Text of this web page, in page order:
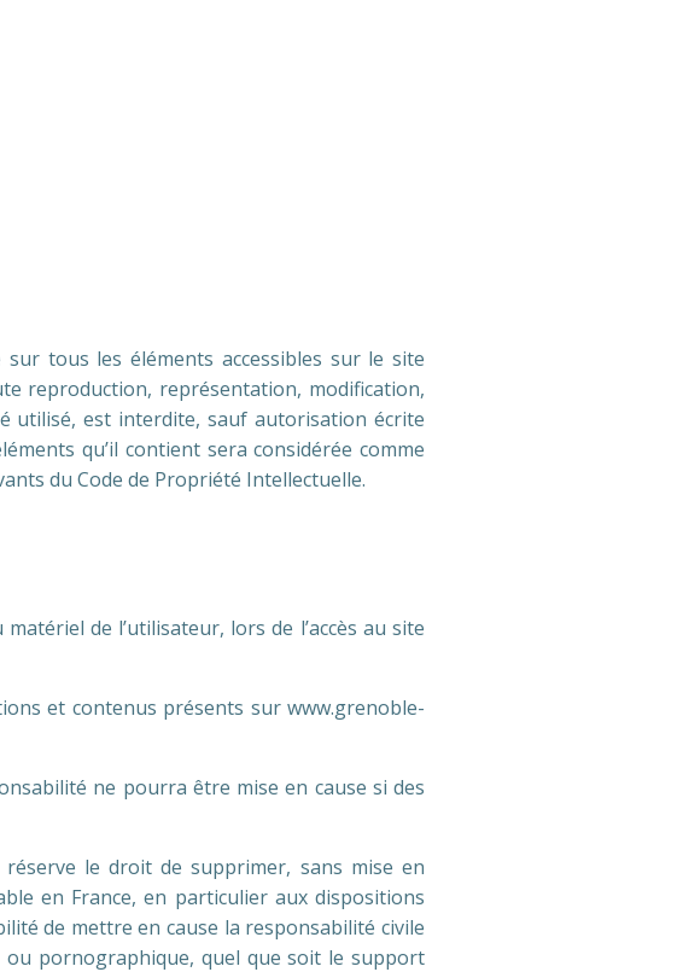
tous les éléments accessibles sur le site
reproduction, représentation, modification,
utilisé, est interdite, sauf autorisation écrite
qu’il contient sera considérée comme
du Code de Propriété Intellectuelle.
de l’utilisateur, lors de l’accès au site
et contenus présents sur www.grenoble-
ne pourra être mise en cause si des
le droit de supprimer, sans mise en
en France, en particulier aux dispositions
de mettre en cause la responsabilité civile
ou pornographique, quel que soit le support